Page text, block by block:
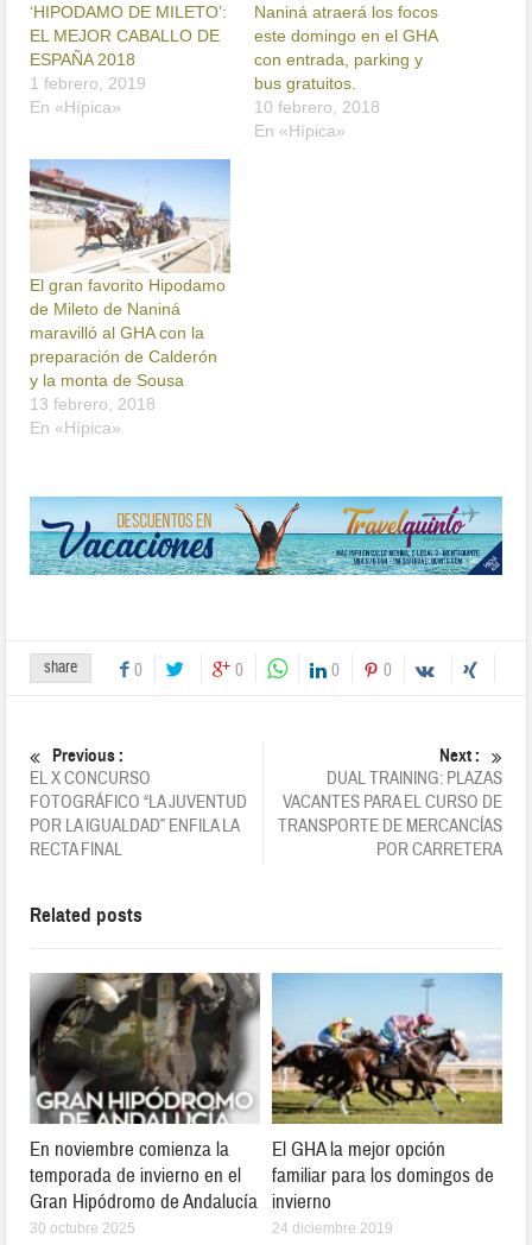
‘HIPODAMO DE MILETO’:
EL MEJOR CABALLO DE
ESPAÑA 2018
1 febrero, 2019
En «Hípica»
Naniná atraerá los focos
este domingo en el GHA
con entrada, parking y
bus gratuitos.
10 febrero, 2018
En «Hípica»
El gran favorito Hipodamo
de Mileto de Naniná
maravilló al GHA con la
preparación de Calderón
y la monta de Sousa
13 febrero, 2018
En «Hípica»
share 0 0 0 0
Previous :
EL X CONCURSO
FOTOGRÁFICO “LA JUVENTUD
POR LA IGUALDAD” ENFILA LA
RECTA FINAL
Next :
DUAL TRAINING: PLAZAS
VACANTES PARA EL CURSO DE
TRANSPORTE DE MERCANCÍAS
POR CARRETERA
Related posts
En noviembre comienza la
temporada de invierno en el
Gran Hipódromo de Andalucía
30 octubre 2025
El GHA la mejor opción
familiar para los domingos de
invierno
24 diciembre 2019